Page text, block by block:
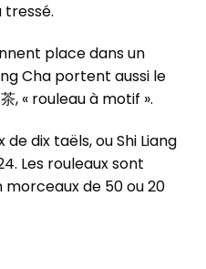
place dans un
Cha portent aussi le
, « rouleau à motif ».
dix taëls, ou Shi Liang
Les rouleaux sont
de 50 ou 20